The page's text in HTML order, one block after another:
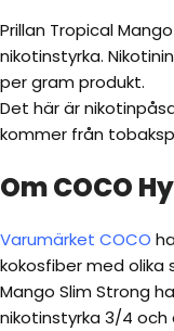
Prillan Tropical
nikotinstyrka.
per gram produkt.
Det här är
kommer från
Om COCO
Varumärket COCO
kokosfiber med olika
Mango Slim Strong
nikotinstyrka 3/4